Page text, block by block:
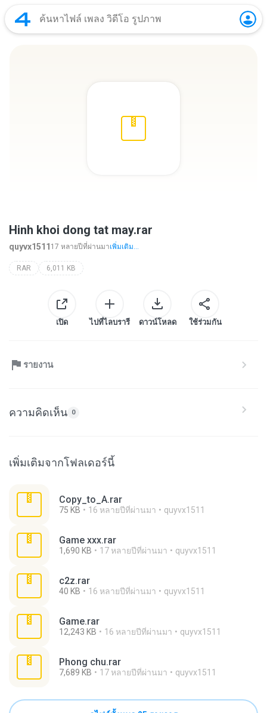
Hinh khoi dong tat may.rar
quyvx1511 17 หลายปีที่ผ่านมาเพิ่มเติม...
RAR 6,011 KB
เปิด ไปที่ไลบรารี ดาวน์โหลด ใช้ร่วมกัน
รายงาน
ความคิดเห็น 0
เพิ่มเติมจากโฟลเดอร์นี้
Copy_to_A.rar
75 KB 16 หลายปีที่ผ่านมา quyvx1511
Game xxx.rar
1,690 KB 17 หลายปีที่ผ่านมา quyvx1511
c2z.rar
40 KB 16 หลายปีที่ผ่านมา quyvx1511
Game.rar
12,243 KB 16 หลายปีที่ผ่านมา quyvx1511
Phong chu.rar
7,689 KB 17 หลายปีที่ผ่านมา quyvx1511